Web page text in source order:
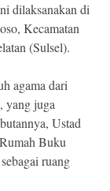
dilaksanakan di
Kecamatan
(Sulsel).
agama dari
yang juga
Ustad
Buku
ruang